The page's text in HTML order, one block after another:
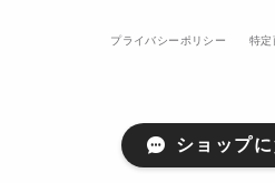
プライバシーポリシー 特定
ショップ